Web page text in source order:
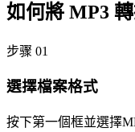
如何將 MP3
步骤 01
選擇檔案格式
按下第一個框並選擇